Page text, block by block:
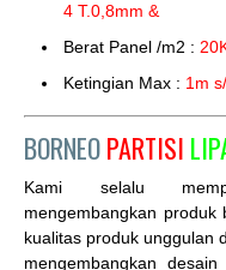
4 T.0,8mm &
Berat Panel /m2 :
Ketingian Max : 1m
BORNEOPARTISI
Kami selalu
mengembangkan produk
kualitas produk unggulan
mengembangkan